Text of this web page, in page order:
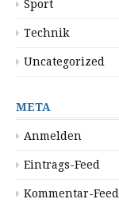
Sport
Technik
Uncategorized
META
Anmelden
Eintrags-Feed
Kommentar-Feed